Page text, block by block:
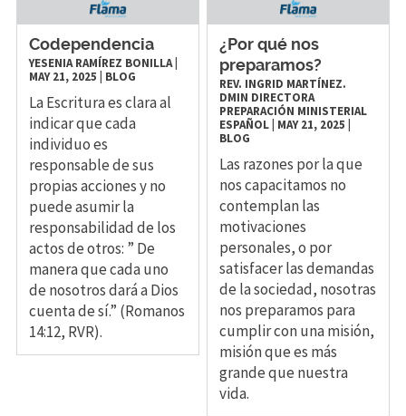
Codependencia
YESENIA RAMÍREZ BONILLA
MAY 21, 2025
BLOG
La Escritura es clara al
indicar que cada
individuo es
responsable de sus
propias acciones y no
puede asumir la
responsabilidad de los
actos de otros: ” De
manera que cada uno
de nosotros dará a Dios
cuenta de sí.” (Romanos
14:12, RVR).
¿Por qué nos
preparamos?
REV. INGRID MARTÍNEZ.
DMIN DIRECTORA
PREPARACIÓN MINISTERIAL
ESPAÑOL MAY 21, 2025
BLOG
Las razones por la que
nos capacitamos no
contemplan las
motivaciones
personales, o por
satisfacer las demandas
de la sociedad, nosotras
nos preparamos para
cumplir con una misión,
misión que es más
grande que nuestra
vida.